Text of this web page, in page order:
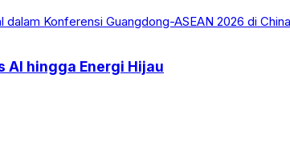
AI hingga Energi Hijau